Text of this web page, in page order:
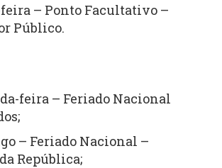
feira – Ponto Facultativo –
Público.
feira – Feriado Nacional
– Feriado Nacional –
República;